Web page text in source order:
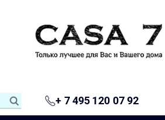
+ 7 495 120 07 92